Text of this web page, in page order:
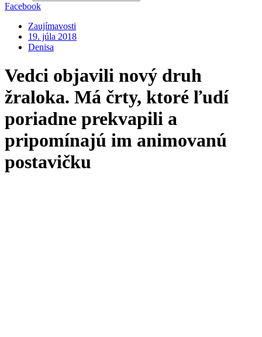
Facebook
Zaujímavosti
19. júla 2018
Denisa
Vedci objavili nový druh
žraloka. Má črty, ktoré ľudí
poriadne prekvapili a
pripomínajú im animovanú
postavičku